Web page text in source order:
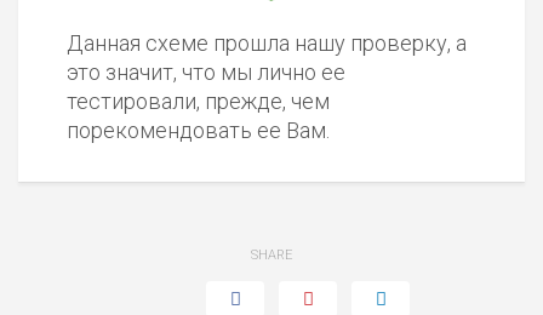
Данная схеме прошла нашу проверку, а
это значит, что мы лично ее
тестировали, прежде, чем
порекомендовать ее Вам.
SHARE